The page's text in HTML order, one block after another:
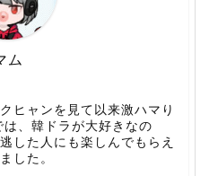
ム
ヒャンを見て以来激ハマり
、韓ドラが大好きなの
した人にも楽しんでもらえ
した。